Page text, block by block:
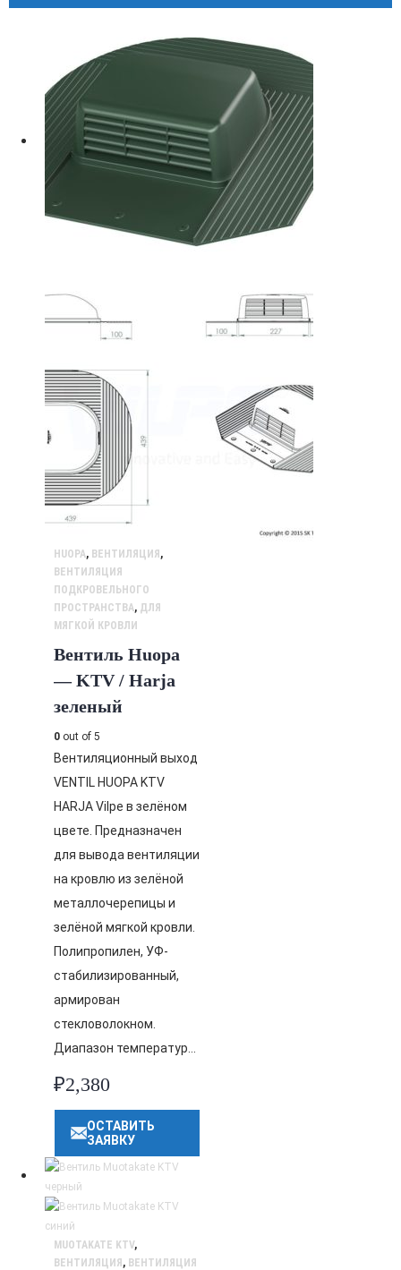
HUOPA, ВЕНТИЛЯЦИЯ ,
ВЕНТИЛЯЦИЯ
ПОДКРОВЕЛЬНОГО
ПРОСТРАНСТВА, ДЛЯ
МЯГКОЙ КРОВЛИ
Вентиль Huopa
— KTV / Harja
зеленый
0 out of 5
Вентиляционный выход
VENTIL HUOPA KTV
HARJA Vilpe в зелёном
цвете. Предназначен
для вывода вентиляции
на кровлю из зелёной
металлочерепицы и
зелёной мягкой кровли.
Полипропилен, УФ-
стабилизированный,
армирован
стекловолокном.
Диапазон температур…
₽2,380
ОСТАВИТЬ
ЗАЯВКУ
MUOTAKATE KTV,
ВЕНТИЛЯЦИЯ , ВЕНТИЛЯЦИЯ